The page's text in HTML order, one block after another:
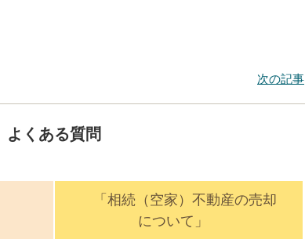
次の記事
よくある質問
「相続（空家）不動産の売却
について」